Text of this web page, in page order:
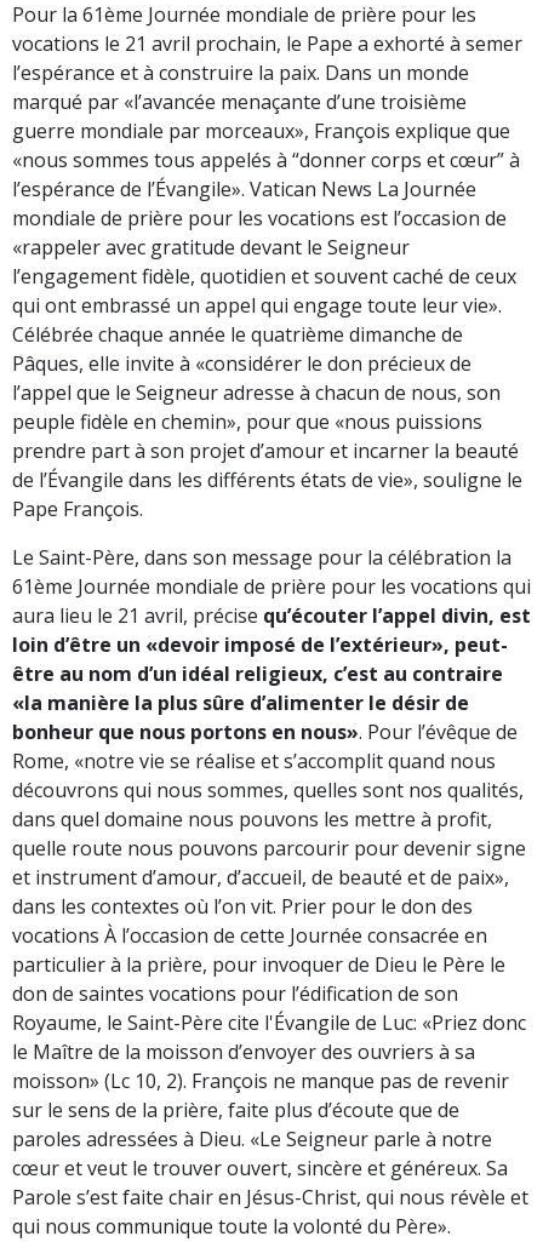
Pour la 61ème Journée mondiale de prière pour les
vocations le 21 avril prochain, le Pape a exhorté à semer
l’espérance et à construire la paix. Dans un monde
marqué par «l’avancée menaçante d’une troisième
guerre mondiale par morceaux», François explique que
«nous sommes tous appelés à “donner corps et cœur” à
l’espérance de l’Évangile». Vatican News La Journée
mondiale de prière pour les vocations est l’occasion de
«rappeler avec gratitude devant le Seigneur
l’engagement fidèle, quotidien et souvent caché de ceux
qui ont embrassé un appel qui engage toute leur vie».
Célébrée chaque année le quatrième dimanche de
Pâques, elle invite à «considérer le don précieux de
l’appel que le Seigneur adresse à chacun de nous, son
peuple fidèle en chemin», pour que «nous puissions
prendre part à son projet d’amour et incarner la beauté
de l’Évangile dans les différents états de vie», souligne le
Pape François.
Le Saint-Père, dans son message pour la célébration la
61ème Journée mondiale de prière pour les vocations qui
aura lieu le 21 avril, précise qu’écouter l’appel divin, est
loin d’être un «devoir imposé de l’extérieur», peut-
être au nom d’un idéal religieux, c’est au contraire
«la manière la plus sûre d’alimenter le désir de
bonheur que nous portons en nous». Pour l’évêque de
Rome, «notre vie se réalise et s’accomplit quand nous
découvrons qui nous sommes, quelles sont nos qualités,
dans quel domaine nous pouvons les mettre à profit,
quelle route nous pouvons parcourir pour devenir signe
et instrument d’amour, d’accueil, de beauté et de paix»,
dans les contextes où l’on vit. Prier pour le don des
vocations À l’occasion de cette Journée consacrée en
particulier à la prière, pour invoquer de Dieu le Père le
don de saintes vocations pour l’édification de son
Royaume, le Saint-Père cite l'Évangile de Luc: «Priez donc
le Maître de la moisson d’envoyer des ouvriers à sa
moisson» (Lc 10, 2). François ne manque pas de revenir
sur le sens de la prière, faite plus d’écoute que de
paroles adressées à Dieu. «Le Seigneur parle à notre
cœur et veut le trouver ouvert, sincère et généreux. Sa
Parole s’est faite chair en Jésus-Christ, qui nous révèle et
qui nous communique toute la volonté du Père».